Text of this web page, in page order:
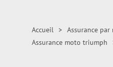
Accueil > Assurance
Assurance moto triumph